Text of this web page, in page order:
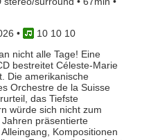
•
10 10 10
nicht alle Tage! Eine
bestreitet Céleste-Marie
Die amerikanische
Orchestre de la Suisse
das Tiefste
würde sich nicht zum
präsentierte
Kompositionen